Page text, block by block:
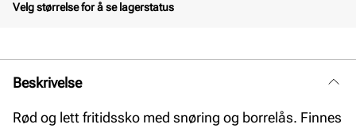
Velg størrelse for å se lagerstatus
Beskrivelse
Rød og lett fritidssko med snøring og borrelås. Finnes